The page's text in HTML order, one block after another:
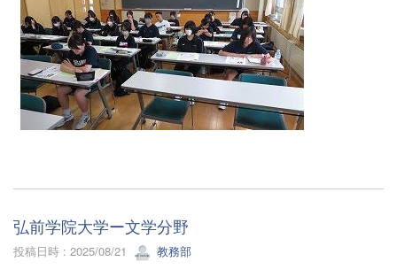
弘前学院大学ー文学分野
投稿日時 : 2025/08/21 教務部